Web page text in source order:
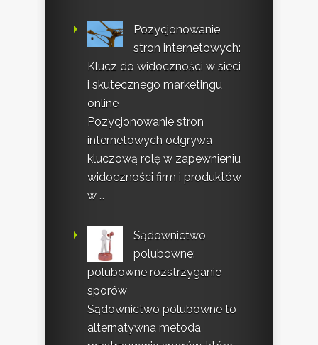
Pozycjonowanie
stron internetowych:
Klucz do widoczności w sieci
i skutecznego marketingu
online
Pozycjonowanie stron
internetowych odgrywa
kluczową rolę w zapewnieniu
widoczności firm i produktów
w …
Sądownictwo
polubowne:
polubowne rozstrzyganie
sporów
Sądownictwo polubowne to
alternatywna metoda